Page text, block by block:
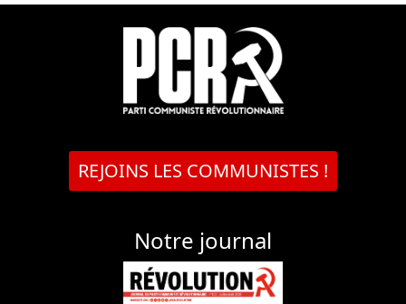
REJOINS LES COMMUNISTES !
Notre journal